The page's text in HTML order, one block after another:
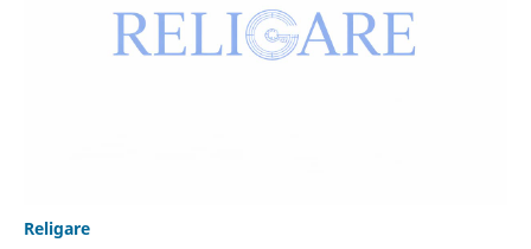
Religare